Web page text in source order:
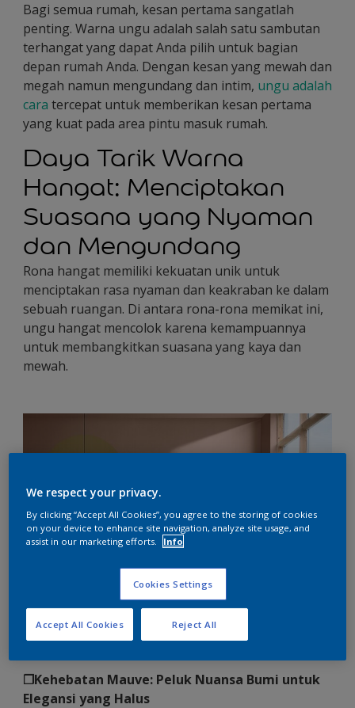
Bagi semua rumah, kesan pertama sangatlah
penting. Warna ungu adalah salah satu sambutan
terhangat yang dapat Anda pilih untuk bagian
depan rumah Anda. Dengan kesan yang mewah dan
megah namun mengundang dan intim, ungu adalah
cara tercepat untuk memberikan kesan pertama
yang kuat pada area pintu masuk rumah.
Daya Tarik Warna
Hangat: Menciptakan
Suasana yang Nyaman
dan Mengundang
Rona hangat memiliki kekuatan unik untuk
menciptakan rasa nyaman dan keakraban ke dalam
sebuah ruangan. Di antara rona-rona memikat ini,
ungu hangat mencolok karena kemampuannya
untuk membangkitkan suasana yang kaya dan
mewah.
❐Kehebatan Mauve: Peluk Nuansa Bumi untuk
Elegansi yang Halus
We respect your privacy.
By clicking “Accept All Cookies”, you agree to the storing of cookies
on your device to enhance site navigation, analyze site usage, and
assist in our marketing efforts.
Info
Cookies Settings
Reject All
Accept All Cookies